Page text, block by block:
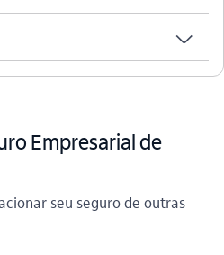
seta_baixo
Empresarial de
seu seguro de outras